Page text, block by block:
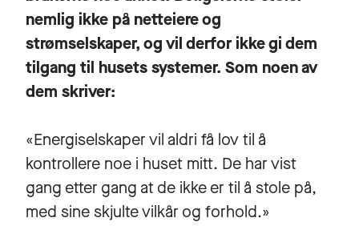
nemlig ikke på netteiere og
strømselskaper, og vil derfor ikke gi dem
tilgang til husets systemer. Som noen av
dem skriver:
«Energiselskaper vil aldri få lov til å
kontrollere noe i huset mitt. De har vist
gang etter gang at de ikke er til å stole på,
med sine skjulte vilkår og forhold.»